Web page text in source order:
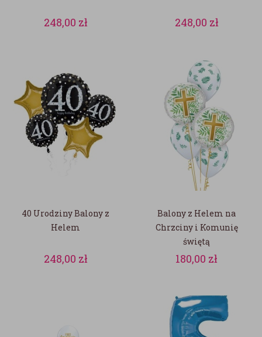
248,00 zł 248,00 zł
40 Urodziny Balony z
Helem
248,00 zł
Balony z Helem na
Chrzciny i Komunię
świętą
180,00 zł